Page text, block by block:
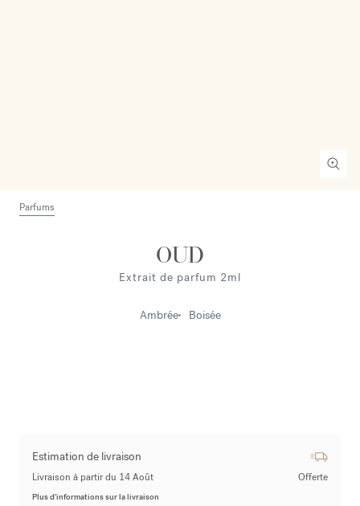
Parfums
OUD
Extrait de parfum 2ml
Ambrée Boisée
Estimation de livraison
Livraison à partir du 14 Août Offerte
Plus d’informations sur la livraison